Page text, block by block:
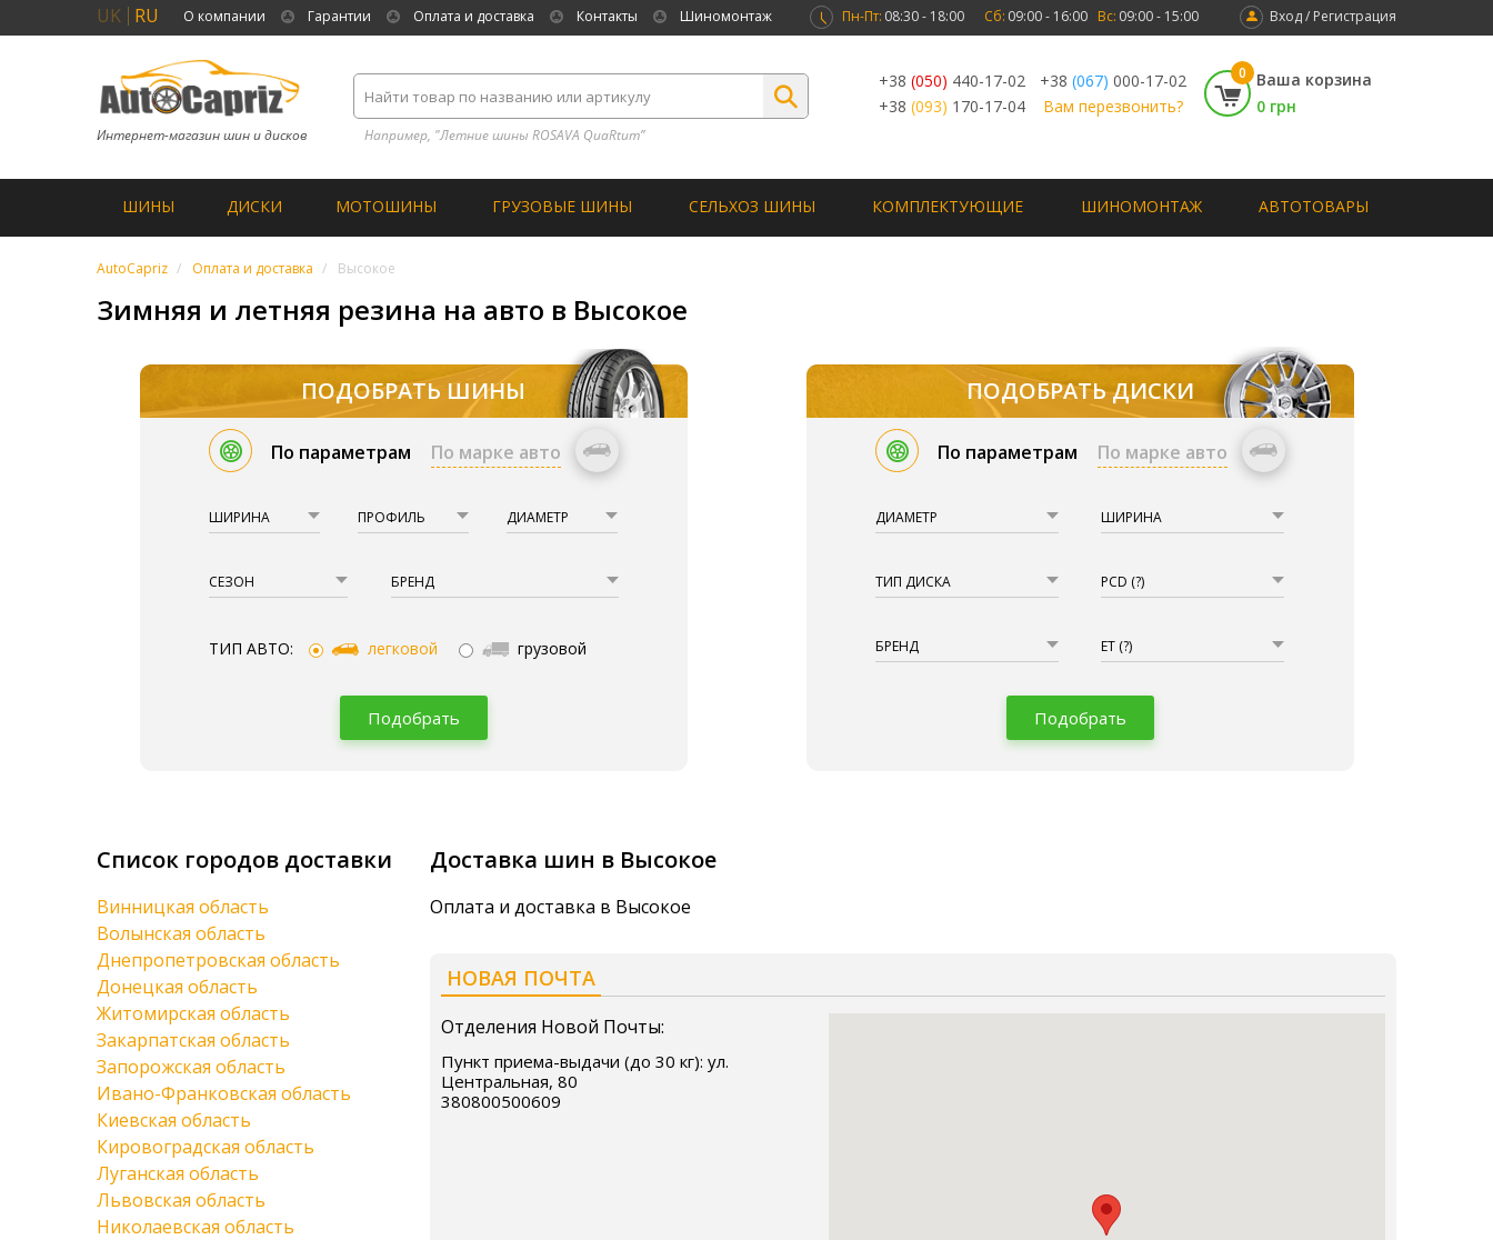
UK RU О компании Гарантии Оплата и доставка Контакты Шиномонтаж Вход / Регистрация
Пн-Пт: 08:30 - 18:00 Сб: 09:00 - 16:00 Вс: 09:00 - 15:00
Интернет-магазин шин и дисков Например, "Летние шины ROSAVA QuaRtum”
+38 (050) 440-17-02 +38 (067) 000-17-02
+38 (093) 170-17-04 Вам перезвонить?
0
Ваша корзина
0 грн
ШИНЫ ДИСКИ МОТОШИНЫ ГРУЗОВЫЕ ШИНЫ СЕЛЬХОЗ ШИНЫ КОМПЛЕКТУЮЩИЕ ШИНОМОНТАЖ АВТОТОВАРЫ
AutoCapriz Оплата и доставка Высокое
Зимняя и летняя резина на авто в Высокое
ПОДОБРАТЬ ШИНЫ
По параметрам По марке авто
ШИРИНА ПРОФИЛЬ ДИАМЕТР
СЕЗОН БРЕНД
ТИП АВТО: легковой грузовой
Подобрать
ПОДОБРАТЬ ДИСКИ
По параметрам По марке авто
ДИАМЕТР ШИРИНА
ТИП ДИСКА PCD (?)
БРЕНД ET (?)
Подобрать
Доставка шин в Высокое
Оплата и доставка в Высокое
НОВАЯ ПОЧТА
Отделения Новой Почты:
Пункт приема-выдачи (до 30 кг): ул.
Центральная, 80
380800500609
Список городов доставки
Винницкая область
Волынская область
Днепропетровская область
Донецкая область
Житомирская область
Закарпатская область
Запорожская область
Ивано-Франковская область
Киевская область
Кировоградская область
Луганская область
Львовская область
Николаевская область